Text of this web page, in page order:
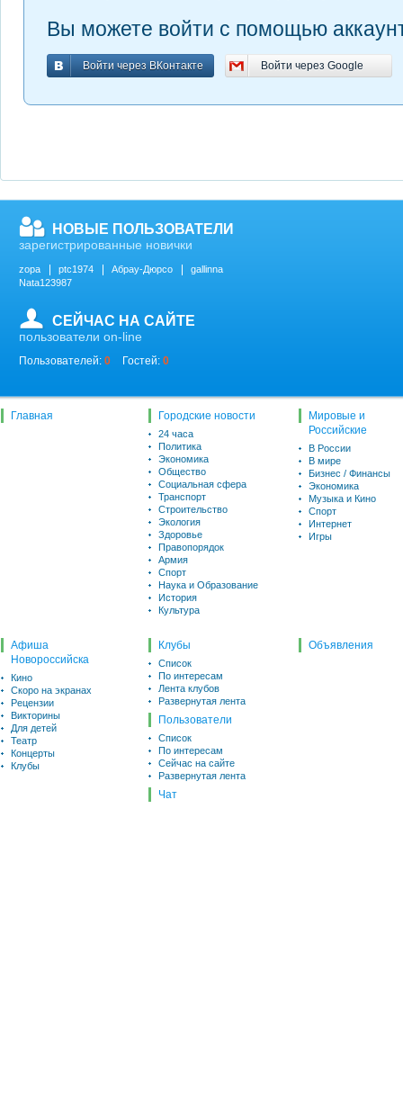
Вы можете войти с помощью
Войти через ВКонтакте
Войти через ВКонтакте Войти через Google
Войти через Google
НОВЫЕ ПОЛЬЗОВАТЕЛИ
зарегистрированные новички
zopa ptc1974 Абрау-Дюрсо
gallinna
Nata123987
СЕЙЧАС НА САЙТЕ
пользователи on-line
Пользователей: 0 Гостей: 0
Главная Городские новости
24 часа
Политика
Экономика
Общество
Социальная сфера
Транспорт
Строительство
Экология
Здоровье
Правопорядок
Армия
Спорт
Наука и Образование
История
Культура
Мировые и
Российские
В России
В мире
Бизнес / Финансы
Экономика
Музыка и Кино
Спорт
Интернет
Игры
Афиша
Новороссийска
Кино
Скоро на экранах
Рецензии
Викторины
Для детей
Театр
Концерты
Клубы
Клубы
Список
По интересам
Лента клубов
Развернутая лента
Пользователи
Список
По интересам
Сейчас на сайте
Развернутая лента
Чат
Объявления